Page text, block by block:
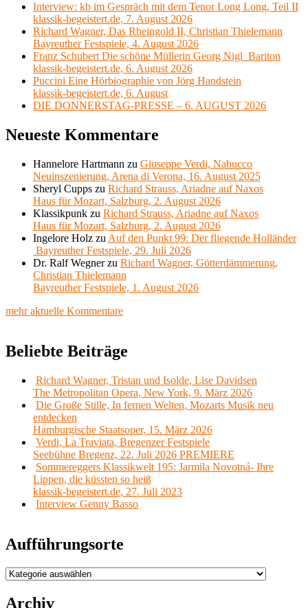
Interview: kb im Gespräch mit dem Tenor Long Long, Teil II
klassik-begeistert.de, 7. August 2026
Richard Wagner, Das Rheingold II, Christian Thielemann
Bayreuther Festspiele, 4. August 2026
Franz Schubert Die schöne Müllerin Georg Nigl Bariton
klassik-begeistert.de, 6. August 2026
Puccini Eine Hörbiographie von Jörg Handstein
klassik-begeistert.de, 6. August
DIE DONNERSTAG-PRESSE – 6. AUGUST 2026
Neueste Kommentare
Hannelore Hartmann zu Giuseppe Verdi, Nabucco
Neuinszenierung, Arena di Verona, 16. August 2025
Sheryl Cupps zu Richard Strauss, Ariadne auf Naxos
Haus für Mozart, Salzburg, 2. August 2026
Klassikpunk zu Richard Strauss, Ariadne auf Naxos
Haus für Mozart, Salzburg, 2. August 2026
Ingelore Holz zu Auf den Punkt 99: Der fliegende Holländer
Bayreuther Festspiele, 29. Juli 2026
Dr. Ralf Wegnerzu Richard Wagner, Götterdämmerung,
Christian Thielemann
Bayreuther Festspiele, 1. August 2026
mehr aktuelle Kommentare
Beliebte Beiträge
Richard Wagner, Tristan und Isolde, Lise Davidsen
The Metropolitan Opera, New York, 9. März 2026
Die Große Stille, In fernen Welten, Mozarts Musik neu
entdecken
Hamburgische Staatsoper, 15. März 2026
Verdi, La Traviata, Bregenzer Festspiele
Seebühne Bregenz, 22. Juli 2026 PREMIERE
Sommereggers Klassikwelt 195: Jarmila Novotná- Ihre
Lippen, die küssten so heiß
klassik-begeistert.de, 27. Juli 2023
Interview Genny Basso
Aufführungsorte
Aufführungsorte
Archiv